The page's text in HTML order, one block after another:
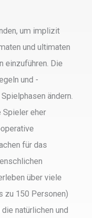
um implizit
und ultimaten
einzuführen. Die
und -
ändern.
Spieler eher
für das
über viele
zu 150 Personen)
natürlichen und